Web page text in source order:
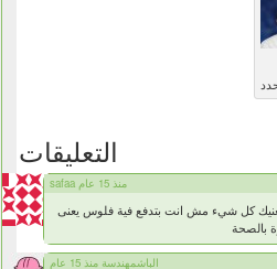
التعليقات
safaa منذ 15 عام
كل شيء مش انت بتدفع فية فلوس يعنى
بالصحة
الباشمهندسة منذ 15 عام